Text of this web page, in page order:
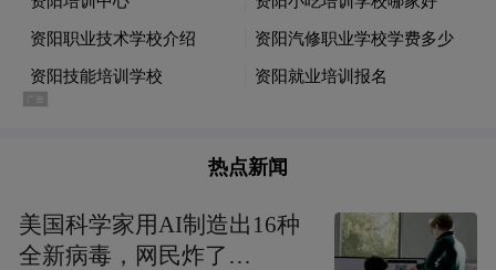
热点新闻
美国科学家用AI制造出16种
全新病毒，网民炸了…